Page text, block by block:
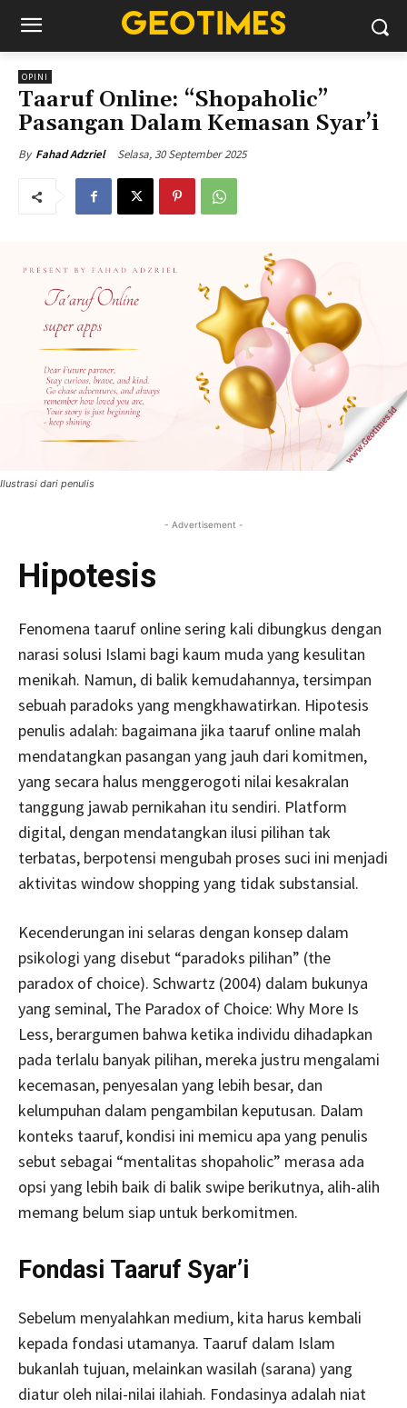
OPINI
Taaruf Online: “Shopaholic”
Pasangan Dalam Kemasan Syar’i
By Fahad Adzriel Selasa, 30 September 2025
Ilustrasi dari penulis
- Advertisement -
Hipotesis
Fenomena taaruf online sering kali dibungkus dengan
narasi solusi Islami bagi kaum muda yang kesulitan
menikah. Namun, di balik kemudahannya, tersimpan
sebuah paradoks yang mengkhawatirkan. Hipotesis
penulis adalah: bagaimana jika taaruf online malah
mendatangkan pasangan yang jauh dari komitmen,
yang secara halus menggerogoti nilai kesakralan
tanggung jawab pernikahan itu sendiri. Platform
digital, dengan mendatangkan ilusi pilihan tak
terbatas, berpotensi mengubah proses suci ini menjadi
aktivitas window shopping yang tidak substansial.
Kecenderungan ini selaras dengan konsep dalam
psikologi yang disebut “paradoks pilihan” (the
paradox of choice). Schwartz (2004) dalam bukunya
yang seminal, The Paradox of Choice: Why More Is
Less, berargumen bahwa ketika individu dihadapkan
pada terlalu banyak pilihan, mereka justru mengalami
kecemasan, penyesalan yang lebih besar, dan
kelumpuhan dalam pengambilan keputusan. Dalam
konteks taaruf, kondisi ini memicu apa yang penulis
sebut sebagai “mentalitas shopaholic” merasa ada
opsi yang lebih baik di balik swipe berikutnya, alih-alih
memang belum siap untuk berkomitmen.
Fondasi Taaruf Syar’i
Sebelum menyalahkan medium, kita harus kembali
kepada fondasi utamanya. Taaruf dalam Islam
bukanlah tujuan, melainkan wasilah (sarana) yang
diatur oleh nilai-nilai ilahiah. Fondasinya adalah niat